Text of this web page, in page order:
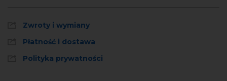
Zwroty i wymiany
Płatność i dostawa
Polityka prywatności